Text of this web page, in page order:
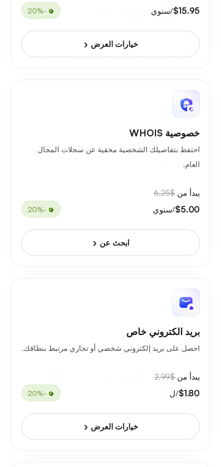
$15.95/سنوي -20%
خيارات العرض
خصوصية WHOIS
احتفظ بتفاصيلك الشخصية مخفية عن سجلات المجال
العام.
يبدأ من $6.25
$5.00/سنوي -20%
ابحث عن
بريد الكتروني خاص
احصل على بريد إلكتروني شخصي أو تجاري مرتبط بنطاقك.
يبدأ من $2.99
$1.80/ل -20%
خيارات العرض